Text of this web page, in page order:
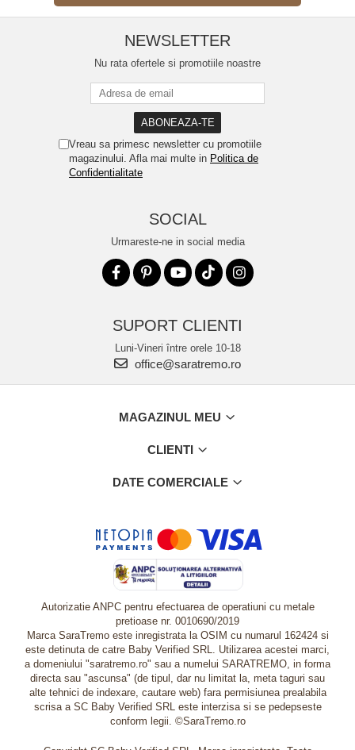
NEWSLETTER
Nu rata ofertele si promotiile noastre
Vreau sa primesc newsletter cu promotiile
magazinului. Afla mai multe in Politica de
Confidentialitate
SOCIAL
Urmareste-ne in social media
SUPORT CLIENTI
Luni-Vineri între orele 10-18
office@saratremo.ro
MAGAZINUL MEU
CLIENTI
DATE COMERCIALE
Autorizatie ANPC pentru efectuarea de operatiuni cu metale
pretioase nr. 0010690/2019
Marca SaraTremo este inregistrata la OSIM cu numarul 162424 si
este detinuta de catre Baby Verified SRL. Utilizarea acestei marci,
a domeniului "saratremo.ro" sau a numelui SARATREMO, in forma
directa sau "ascunsa" (de tipul, dar nu limitat la, meta taguri sau
alte tehnici de indexare, cautare web) fara permisiunea prealabila
scrisa a SC Baby Verified SRL este interzisa si se pedepseste
conform legii. ©SaraTremo.ro